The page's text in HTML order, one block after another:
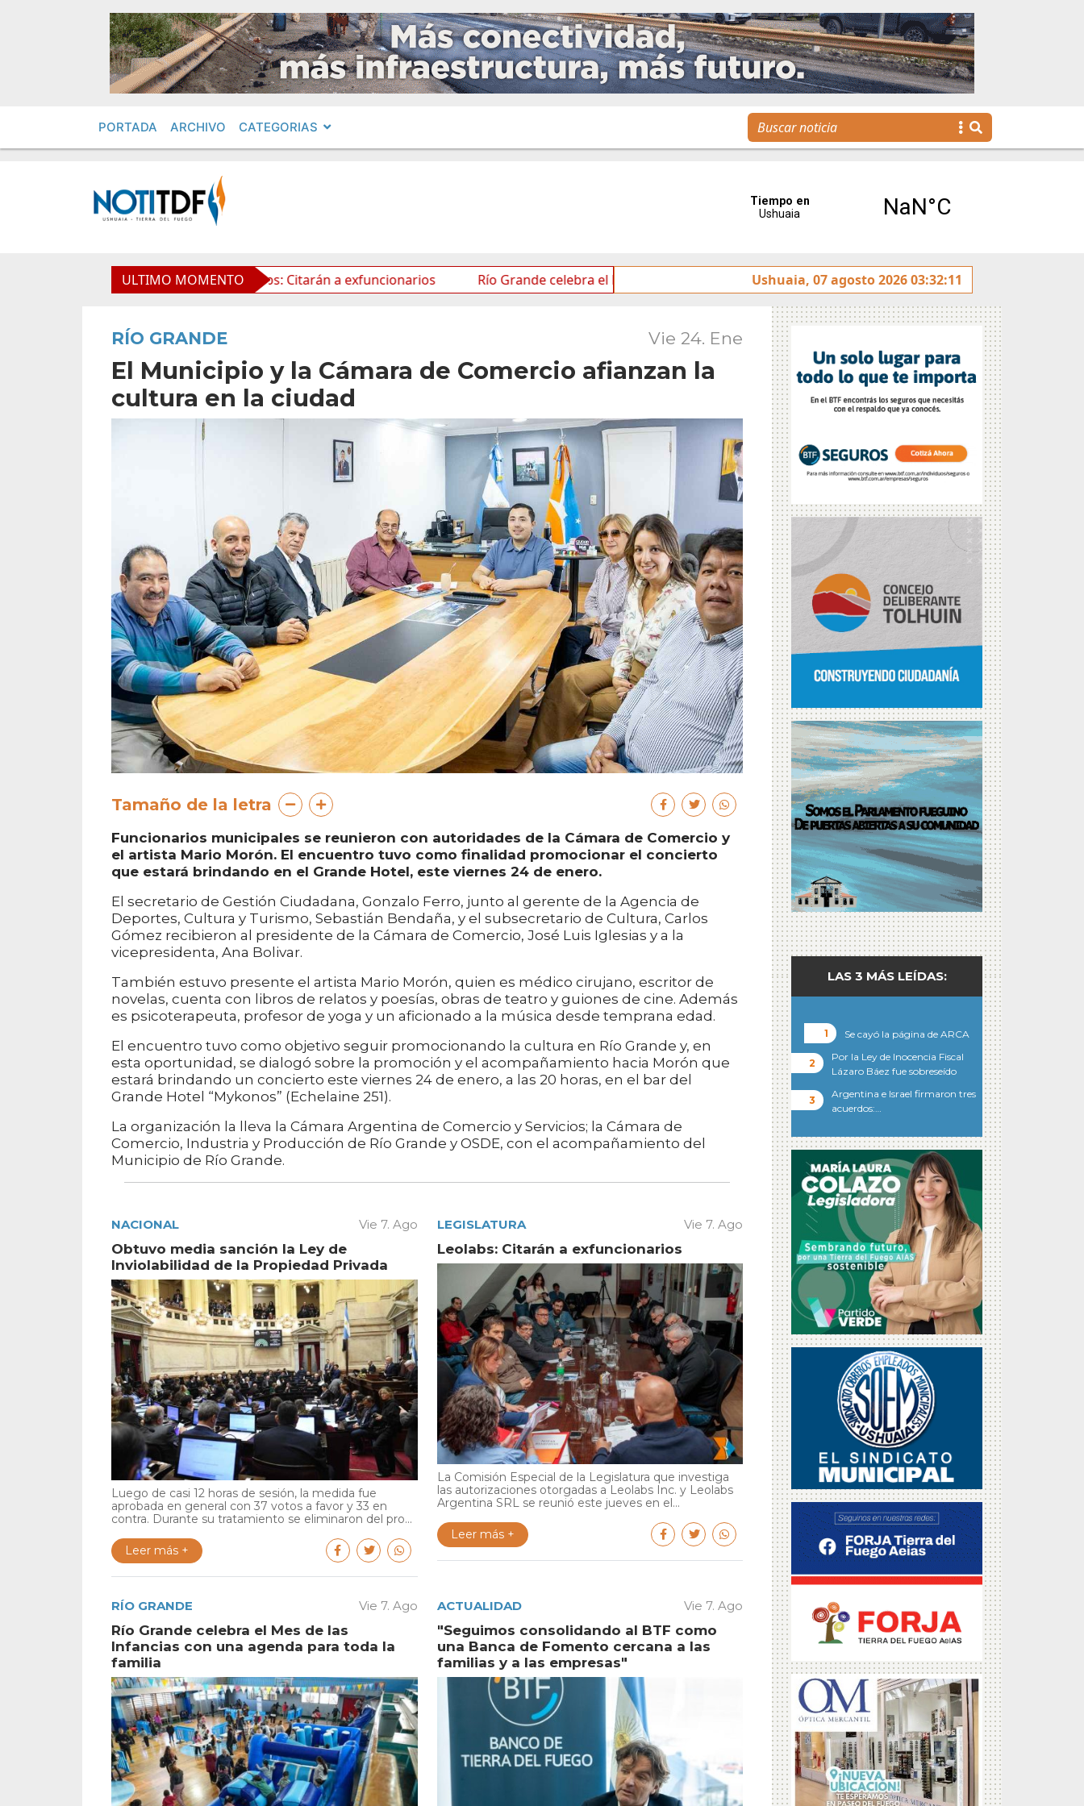
PORTADA ARCHIVO CATEGORIAS
ULTIMO MOMENTO
la Propiedad Privada Leolabs: Citarán a exfuncionarios Río Grande celebra el Mes de las Infancias con una agenda para toda la familia
Ushuaia, 07 agosto 2026 03:32:11
RÍO GRANDE Vie 24. Ene
El Municipio y la Cámara de Comercio afianzan la
cultura en la ciudad
Tamaño de la letra
Funcionarios municipales se reunieron con autoridades de la Cámara de Comercio y
el artista Mario Morón. El encuentro tuvo como finalidad promocionar el concierto
que estará brindando en el Grande Hotel, este viernes 24 de enero.
El secretario de Gestión Ciudadana, Gonzalo Ferro, junto al gerente de la Agencia de
Deportes, Cultura y Turismo, Sebastián Bendaña, y el subsecretario de Cultura, Carlos
Gómez recibieron al presidente de la Cámara de Comercio, José Luis Iglesias y a la
vicepresidenta, Ana Bolivar.
También estuvo presente el artista Mario Morón, quien es médico cirujano, escritor de
novelas, cuenta con libros de relatos y poesías, obras de teatro y guiones de cine. Además
es psicoterapeuta, profesor de yoga y un aficionado a la música desde temprana edad.
El encuentro tuvo como objetivo seguir promocionando la cultura en Río Grande y, en
esta oportunidad, se dialogó sobre la promoción y el acompañamiento hacia Morón que
estará brindando un concierto este viernes 24 de enero, a las 20 horas, en el bar del
Grande Hotel “Mykonos” (Echelaine 251).
La organización la lleva la Cámara Argentina de Comercio y Servicios; la Cámara de
Comercio, Industria y Producción de Río Grande y OSDE, con el acompañamiento del
Municipio de Río Grande.
NACIONAL Vie 7. Ago
Obtuvo media sanción la Ley de
Inviolabilidad de la Propiedad Privada
Luego de casi 12 horas de sesión, la medida fue
aprobada en general con 37 votos a favor y 33 en
contra. Durante su tratamiento se eliminaron del pro...
Leer más +
LEGISLATURA Vie 7. Ago
Leolabs: Citarán a exfuncionarios
La Comisión Especial de la Legislatura que investiga
las autorizaciones otorgadas a Leolabs Inc. y Leolabs
Argentina SRL se reunió este jueves en el...
Leer más +
RÍO GRANDE Vie 7. Ago
Río Grande celebra el Mes de las
Infancias con una agenda para toda la
familia
ACTUALIDAD Vie 7. Ago
"Seguimos consolidando al BTF como
una Banca de Fomento cercana a las
familias y a las empresas"
LAS 3 MÁS LEÍDAS:
Se cayó la página de ARCA
Por la Ley de Inocencia Fiscal
Lázaro Báez fue sobreseído
Argentina e Israel firmaron tres
acuerdos:…